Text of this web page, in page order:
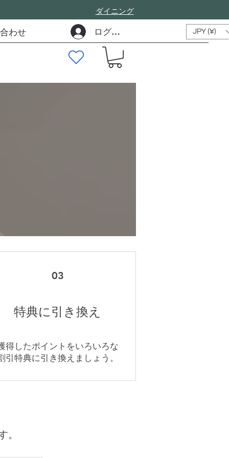
​ダイニング
わせ ログイン JPY (¥)
03
特典に引き換え
得したポイントをいろいろな
引特典に引き換えましょう。
。